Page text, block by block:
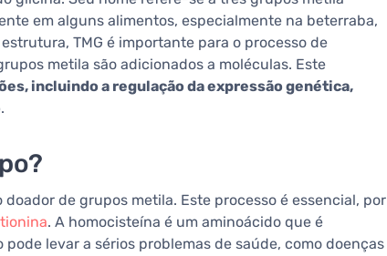
em alguns alimentos, especialmente na beterraba,
TMG é importante para o processo de
metila são adicionados a moléculas. Este
incluindo a regulação da expressão genética,
.
de grupos metila. Este processo é essencial, por
. A homocisteína é um aminoácido que é
levar a sérios problemas de saúde, como doenças